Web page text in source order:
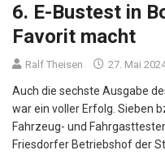
6. E-Bustest in
Favorit macht
Ralf Theisen 27. Mai
Auch die sechste Ausgabe
war ein voller Erfolg. Sieben
Fahrzeug- und
Friesdorfer Betriebshof der